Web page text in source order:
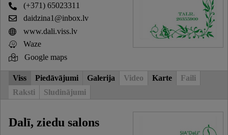
(+371) 65023311
daidzina1@inbox.lv
www.dali.viss.lv
Waze
Google maps
Viss Piedāvājumi Galerija Video Karte
Faili
Raksti
Sludinājumi
Dalī, ziedu salons